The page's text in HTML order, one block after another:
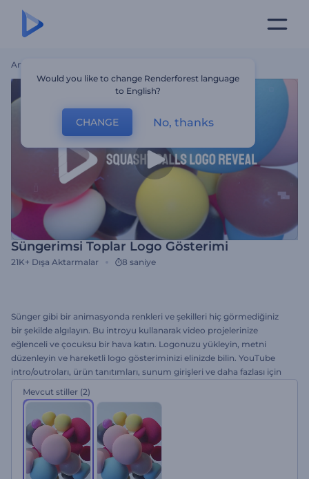
Ana Sayfa
Süngerimsi Toplar Logo Gösterimi
21K+ Dışa Aktarmalar 8 saniye
Sünger gibi bir animasyonda renkleri ve şekilleri hiç görmediğiniz
bir şekilde algılayın. Bu introyu kullanarak video projelerinize
eğlenceli ve çocuksu bir hava katın. Logonuzu yükleyin, metni
düzenleyin ve hareketli logo gösteriminizi elinizde bilin. YouTube
intro/outroları, ürün tanıtımları, sunum girişleri ve daha fazlası için
Mevcut stiller (2)
Would you like to change Renderforest language
to English?
CHANGE No, thanks